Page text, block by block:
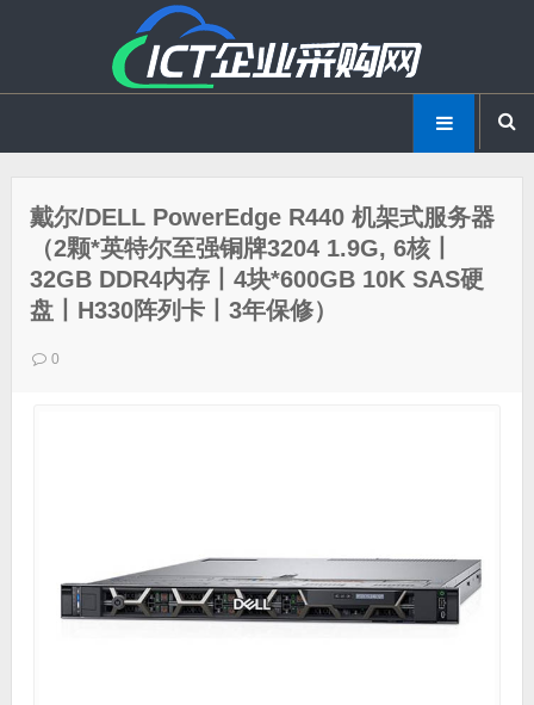
戴尔/DELL PowerEdge R440 机架式服务器
（2颗*英特尔至强铜牌3204 1.9G, 6核丨
32GB DDR4内存丨4块*600GB 10K SAS硬
盘丨H330阵列卡丨3年保修）
0